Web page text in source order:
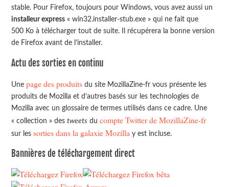
stable. Pour Firefox, toujours pour Windows, vous avez aussi un
installeur express «win32.installer-stub.exe » qui ne fait que
500 Ko à télécharger tout de suite. Il récupérera la bonne version
de Firefox avant de l’installer.
Actu des sorties en continu
Unepage des produits du site MozillaZine-fr vous présente les
produits de Mozilla et d’autres basés sur les technologies de
Mozilla avec un glossaire de termes utilisés dans ce cadre. Une
« collection » destweets ducompte Twitter de MozillaZine-fr
sur lessorties dans la galaxie Mozilla y est incluse.
Bannières de téléchargement direct